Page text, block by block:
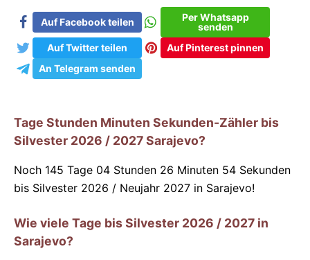
Auf Facebook teilen
Per Whatsapp
senden
Auf Twitter teilen
Auf Pinterest pinnen
An Telegram senden
Tage Stunden Minuten Sekunden-Zähler bis
Silvester 2026 / 2027 Sarajevo?
Noch 145 Tage 04 Stunden 26 Minuten 54 Sekunden
bis Silvester 2026 / Neujahr 2027 in Sarajevo!
Wie viele Tage bis Silvester 2026 / 2027 in
Sarajevo?